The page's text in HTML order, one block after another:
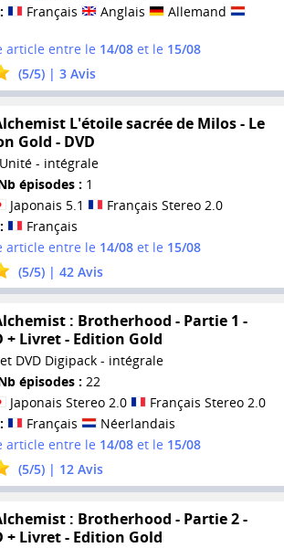
Français Anglais
Allemand
article entre le 14/08et le 15/08
(5/5) | 3Avis
L'étoile sacrée de Milos - Le
Gold - DVD
- intégrale
épisodes : 1
Japonais 5.1
Français Stereo 2.0
Français
article entre le 14/08et le 15/08
(5/5) | 42Avis
: Brotherhood - Partie 1 -
+ Livret - Edition Gold
DVD Digipack - intégrale
épisodes : 22
Japonais Stereo 2.0
Français Stereo 2.0
Français
Néerlandais
article entre le 14/08et le 15/08
(5/5) | 12Avis
: Brotherhood - Partie 2 -
+ Livret - Edition Gold